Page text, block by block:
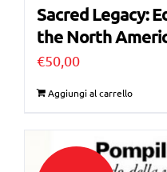
Sacred Legacy:
the North
€50,00
Aggiungi al carrello